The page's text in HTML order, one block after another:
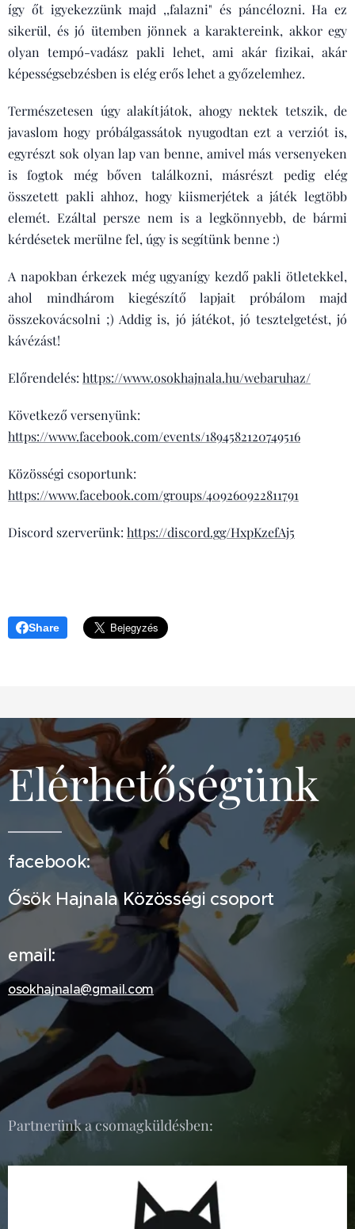
így őt igyekezzünk majd ,,falazni" és páncélozni. Ha ez
sikerül, és jó ütemben jönnek a karaktereink, akkor egy
olyan tempó-vadász pakli lehet, ami akár fizikai, akár
képességsebzésben is elég erős lehet a győzelemhez.
Természetesen úgy alakítjátok, ahogy nektek tetszik, de
javaslom hogy próbálgassátok nyugodtan ezt a verziót is,
egyrészt sok olyan lap van benne, amivel más versenyeken
is fogtok még bőven találkozni, másrészt pedig elég
összetett pakli ahhoz, hogy kiismerjétek a játék legtöbb
elemét. Ezáltal persze nem is a legkönnyebb, de bármi
kérdésetek merülne fel, úgy is segítünk benne :)
A napokban érkezek még ugyanígy kezdő pakli ötletekkel,
ahol mindhárom kiegészítő lapjait próbálom majd
összekovácsolni ;) Addig is, jó játékot, jó tesztelgetést, jó
kávézást!
Előrendelés: https://www.osokhajnala.hu/webaruhaz/
Következő versenyünk:
https://www.facebook.com/events/1894582120749516
Közösségi csoportunk:
https://www.facebook.com/groups/409260922811791
Discord szerverünk: https://discord.gg/HxpKzefAj5
Share
Elérhetőségünk
facebook:
Ősök Hajnala Közösségi csoport
email:
osokhajnala@gmail.com
Partnerünk a csomagküldésben: